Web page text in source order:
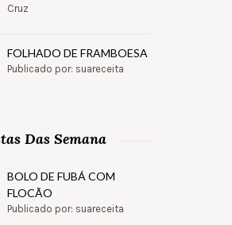
Cruz
FOLHADO DE FRAMBOESA
Publicado por: suareceita
Das Semana
BOLO DE FUBÁ COM
FLOCÃO
Publicado por: suareceita